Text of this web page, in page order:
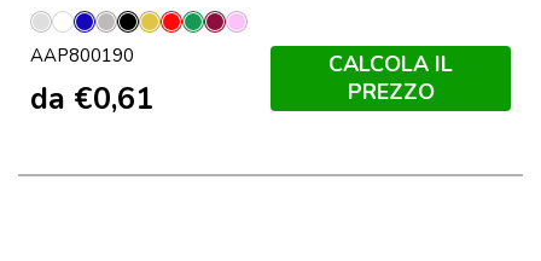
Argento
Bianco
BluGrigio
Chiaro
Nero
OroRosso
Verde
Borgogna
Rosa
AAP800190
da €0,61
CALCOLA IL
PREZZO